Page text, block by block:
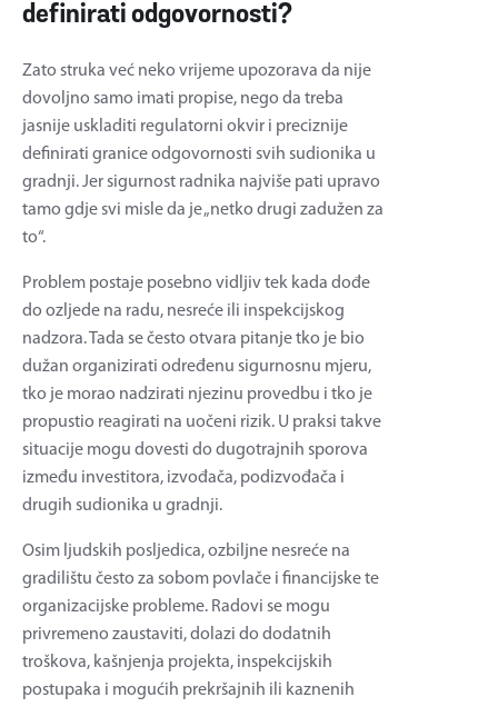
definirati odgovornosti?
Zato struka već neko vrijeme upozorava da nije
dovoljno samo imati propise, nego da treba
jasnije uskladiti regulatorni okvir i preciznije
definirati granice odgovornosti svih sudionika u
gradnji. Jer sigurnost radnika najviše pati upravo
tamo gdje svi misle da je „netko drugi zadužen za
to“.
Problem postaje posebno vidljiv tek kada dođe
do ozljede na radu, nesreće ili inspekcijskog
nadzora. Tada se često otvara pitanje tko je bio
dužan organizirati određenu sigurnosnu mjeru,
tko je morao nadzirati njezinu provedbu i tko je
propustio reagirati na uočeni rizik. U praksi takve
situacije mogu dovesti do dugotrajnih sporova
između investitora, izvođača, podizvođača i
drugih sudionika u gradnji.
Osim ljudskih posljedica, ozbiljne nesreće na
gradilištu često za sobom povlače i financijske te
organizacijske probleme. Radovi se mogu
privremeno zaustaviti, dolazi do dodatnih
troškova, kašnjenja projekta, inspekcijskih
postupaka i mogućih prekršajnih ili kaznenih